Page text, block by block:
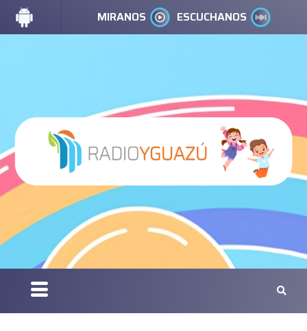
MIRANOS ESCUCHANOS